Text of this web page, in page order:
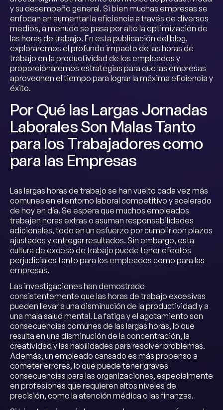
y su desempeño general. Si bien muchas empresas se
enfocan en aumentar la eficiencia a través de diversos
medios, a menudo se pasa por alto la optimización de
las horas de trabajo. En esta publicación del blog,
exploraremos el profundo impacto de las horas de
trabajo en la productividad de los empleados y
proporcionaremos estrategias para que las empresas
aprovechen el tiempo para lograr la máxima eficiencia y
éxito.
Por Qué las Largas Jornadas
Laborales Son Malas Tanto
para los Trabajadores como
para las Empresas
Las largas horas de trabajo se han vuelto cada vez más
comunes en el entorno laboral competitivo y acelerado
de hoy en día. Se espera que muchos empleados
trabajen horas extras o asuman responsabilidades
adicionales, todo en un esfuerzo por cumplir con plazos
ajustados y entregar resultados. Sin embargo, esta
cultura de exceso de trabajo puede tener efectos
perjudiciales tanto para los empleados como para las
empresas.
Las investigaciones han demostrado
consistentemente que las horas de trabajo excesivas
pueden llevar a una disminución de la productividad y a
una mala salud mental. La fatiga y el agotamiento son
consecuencias comunes de las largas horas, lo que
resulta en una disminución de la concentración, la
creatividad y las habilidades para resolver problemas.
Además, un empleado cansado es más propenso a
cometer errores, lo que puede tener graves
consecuencias para las organizaciones, especialmente
en profesiones que requieren altos niveles de
precisión, como la atención médica o las finanzas.